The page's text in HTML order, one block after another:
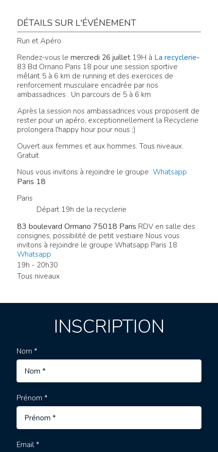
DÉTAILS SUR L'ÉVÉNEMENT
Run et Apéro
Rendez-vous le mercredi 26 juillet 19H à La recyclerie-
83 Bd Ornano Paris 18 pour une session sportive
mêlant 5 à 6 km de running et des exercices de
renforcement musculaire encadrée par nos
ambassadrices . Un parcours de 5 à 6 km
Après la session nos ambassadrices vous proposent de
rester pour un apéro, exceptionnellement la Recyclerie
prolongera l'happy hour pour nous ;)
Ouvert aux femmes et aux hommes. Tous niveaux.
Gratuit
Nous vous invitons à rejoindre le groupe Whatsapp
Paris 18
Paris
Départ 19h de la recyclerie
83 boulevard Ormano 75018 Paris RDV en salle des
consignes, possibilité de petit vestiaire Nous vous
invitons à rejoindre le groupe Whatsapp Paris 18
Whatsapp
19h - 20h30
Tous niveaux
INSCRIPTION
Nom *
Prénom *
Email *